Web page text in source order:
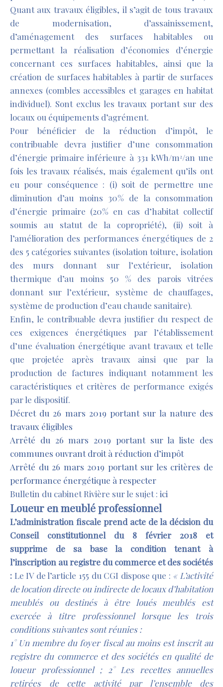
Quant aux travaux éligibles, il s’agit de tous travaux
de modernisation, d’assainissement,
d’aménagement des surfaces habitables ou
permettant la réalisation d’économies d’énergie
concernant ces surfaces habitables, ainsi que la
création de surfaces habitables à partir de surfaces
annexes (combles accessibles et garages en habitat
individuel). Sont exclus les travaux portant sur des
locaux ou équipements d’agrément.
Pour bénéficier de la réduction d’impôt, le
contribuable devra justifier d’une consommation
d’énergie primaire inférieure à 331 kWh/m2/an une
fois les travaux réalisés, mais également qu’ils ont
eu pour conséquence : (i) soit de permettre une
diminution d’au moins 30% de la consommation
d’énergie primaire (20% en cas d’habitat collectif
soumis au statut de la copropriété), (ii) soit à
l’amélioration des performances énergétiques de 2
des 5 catégories suivantes (isolation toiture, isolation
des murs donnant sur l’extérieur, isolation
thermique d’au moins 50 % des parois vitrées
donnant sur l’extérieur, système de chauffages,
système de production d’eau chaude sanitaire).
Enfin, le contribuable devra justifier du respect de
ces exigences énergétiques par l’établissement
d’une évaluation énergétique avant travaux et telle
que projetée après travaux ainsi que par la
production de factures indiquant notamment les
caractéristiques et critères de performance exigés
par le dispositif.
Décret du 26 mars 2019 portant sur la nature des
travaux éligibles
Arrêté du 26 mars 2019 portant sur la liste des
communes ouvrant droit à réduction d’impôt
Arrêté du 26 mars 2019 portant sur les critères de
performance énergétique à respecter
Bulletin du cabinet Rivière sur le sujet : ici
Loueur en meublé professionnel
L’administration fiscale prend acte de la décision du
Conseil constitutionnel du 8 février 2018 et
supprime de sa base la condition tenant à
l’inscription au registre du commerce et des sociétés
: Le IV de l’article 155 du CGI dispose que : « L’activité
de location directe ou indirecte de locaux d’habitation
meublés ou destinés à être loués meublés est
exercée à titre professionnel lorsque les trois
conditions suivantes sont réunies :
1° Un membre du foyer fiscal au moins est inscrit au
registre du commerce et des sociétés en qualité de
loueur professionnel ; 2° Les recettes annuelles
retirées de cette activité par l’ensemble des